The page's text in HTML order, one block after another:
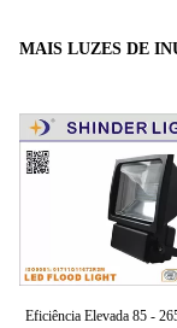
MAIS LUZES DE
Eficiência Elevada 85 -